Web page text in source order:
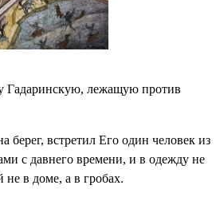
Гадаринскую, лежащую против
встретил Его один человек из
с давнего времени, и в одежду не
в доме, а в гробах.